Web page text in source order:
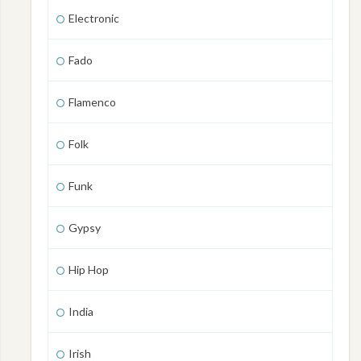
Electronic
Fado
Flamenco
Folk
Funk
Gypsy
Hip Hop
India
Irish